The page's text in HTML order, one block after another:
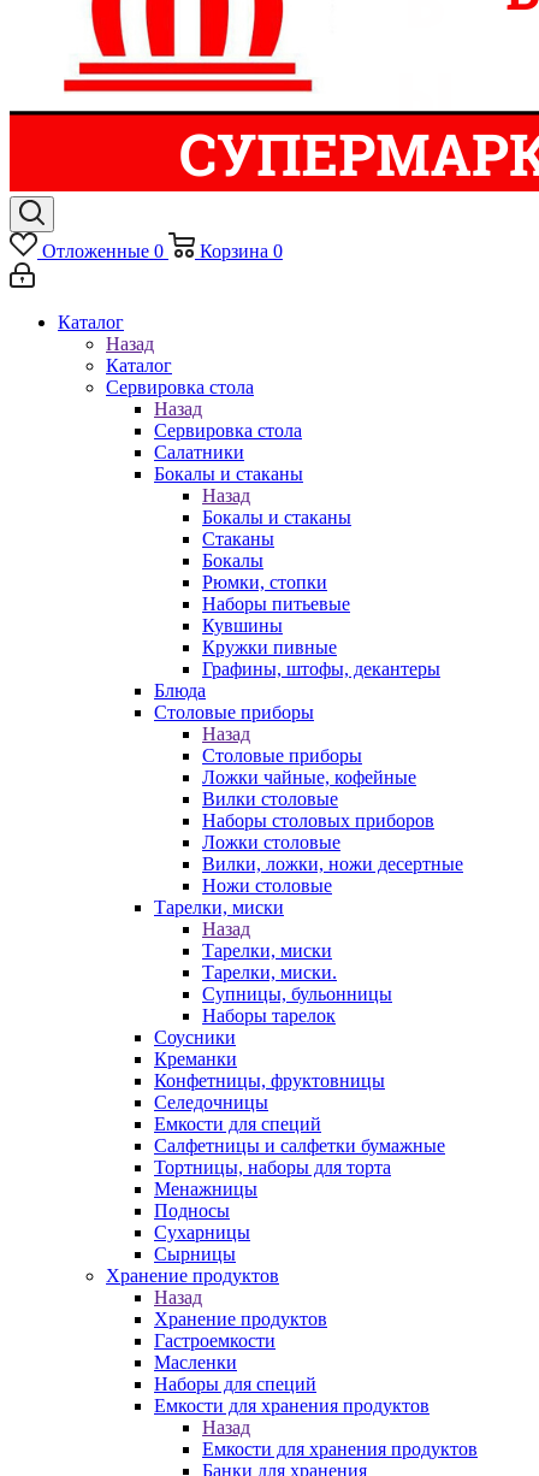
Отложенные 0 Корзина 0
Каталог
Назад
Каталог
Сервировка стола
Назад
Сервировка стола
Салатники
Бокалы и стаканы
Назад
Бокалы и стаканы
Стаканы
Бокалы
Рюмки, стопки
Наборы питьевые
Кувшины
Кружки пивные
Графины, штофы, декантеры
Блюда
Столовые приборы
Назад
Столовые приборы
Ложки чайные, кофейные
Вилки столовые
Наборы столовых приборов
Ложки столовые
Вилки, ложки, ножи десертные
Ножи столовые
Тарелки, миски
Назад
Тарелки, миски
Тарелки, миски.
Супницы, бульонницы
Наборы тарелок
Соусники
Креманки
Конфетницы, фруктовницы
Селедочницы
Емкости для специй
Салфетницы и салфетки бумажные
Тортницы, наборы для торта
Менажницы
Подносы
Сухарницы
Сырницы
Хранение продуктов
Назад
Хранение продуктов
Гастроемкости
Масленки
Наборы для специй
Емкости для хранения продуктов
Назад
Емкости для хранения продуктов
Банки для хранения